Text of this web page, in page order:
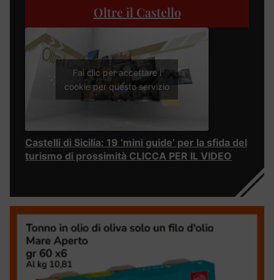
Oltre il Castello
Fai clic per accettare i
cookie per questo servizio
Castelli di Sicilia: 19 ‘mini guide’ per la sfida del
turismo di prossimità CLICCA PER IL VIDEO